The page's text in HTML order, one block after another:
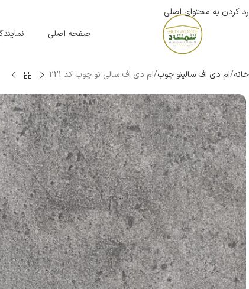
رد کردن به محتوای اصلی
صفحه اصلی
خانه ام دی اف سالینو چوب ام دی اف سالی نو چوب کد 221